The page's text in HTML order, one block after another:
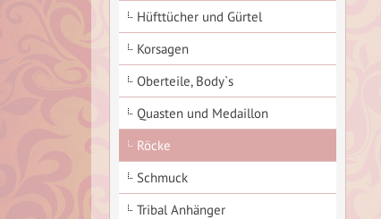
Hüfttücher und Gürtel
Korsagen
Oberteile, Body`s
Quasten und Medaillon
Röcke
Schmuck
Tribal Anhänger